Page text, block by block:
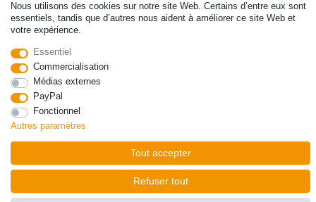
prix indiqués par le Vendeur au moment de la commande sont libellés
en Euros TTC. Les conditions s’appliquent aux livraisons en France !
Nous utilisons des cookies sur notre site Web. Certains d’entre eux sont
essentiels, tandis que d’autres nous aident à améliorer ce site Web et
votre expérience.
Essentiel
Commercialisation
Médias externes
PayPal
Fonctionnel
Autres paramètres
Tout accepter
Refuser tout
Rétracter le contrat ici